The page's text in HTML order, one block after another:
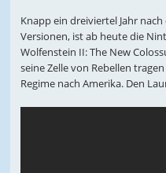
Knapp ein dreiviertel Jahr
Versionen, ist ab heute die
Wolfenstein II: The New
seine Zelle von Rebellen
Regime nach Amerika. Den